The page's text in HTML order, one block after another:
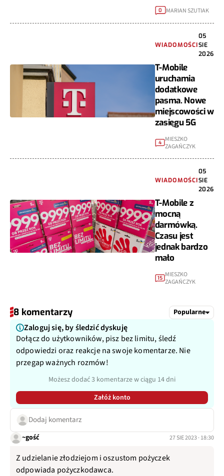
0 MARIAN SZUTIAK
WIADOMOŚCI
05
SIE
2026
T-Mobile
uruchamia
dodatkowe
pasma. Nowe
miejscowości w
zasięgu 5G
4 MIESZKO
ZAGAŃCZYK
WIADOMOŚCI
05
SIE
2026
T-Mobile z
mocną
darmówką.
Czasu jest
jednak bardzo
mało
15 MIESZKO
ZAGAŃCZYK
8 komentarzy Popularne
Zaloguj się, by śledzić dyskuję
Dołącz do użytkowników, pisz bez limitu, śledź
odpowiedzi oraz reakcje na swoje komentarze. Nie
przegap ważnych rozmów!
Możesz dodać 3 komentarze w ciągu 14 dni
Załóż konto
Dodaj komentarz
~gość 27 SIE 2023 · 18:30
Z udzielanie złodziejom i oszustom pożyczek
odpowiada pożyczkodawca.